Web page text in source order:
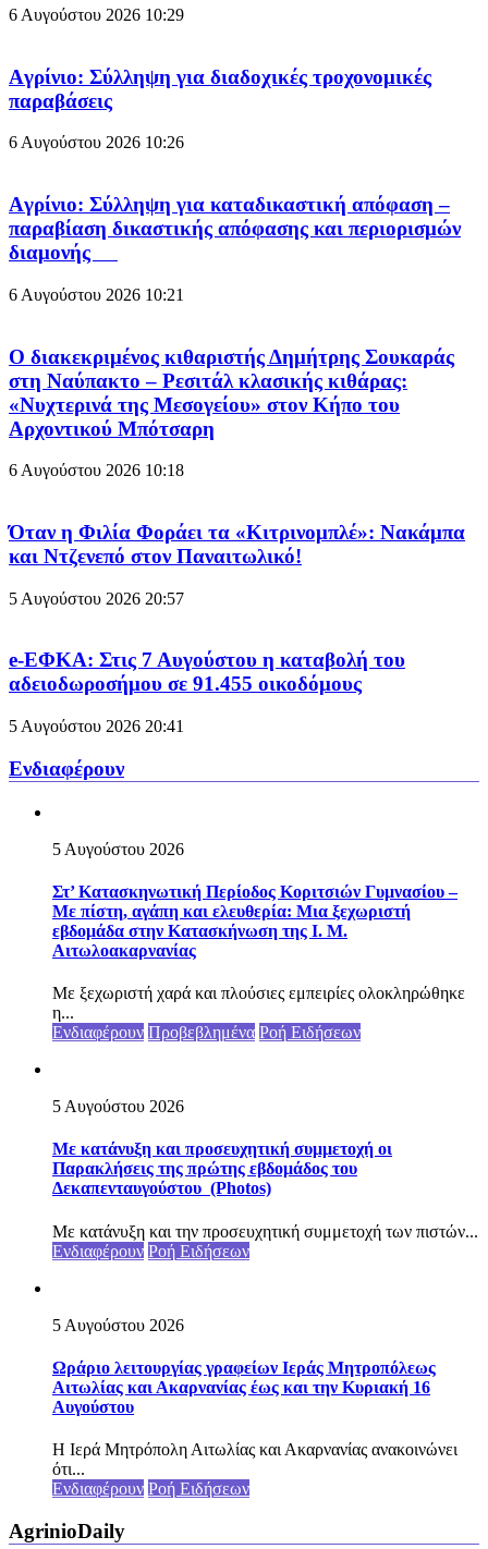
6 Αυγούστου 2026 10:29
Aγρίνιο: Σύλληψη για διαδοχικές τροχονομικές
παραβάσεις
6 Αυγούστου 2026 10:26
Aγρίνιο: Σύλληψη για καταδικαστική απόφαση –
παραβίαση δικαστικής απόφασης και περιορισμών
διαμονής
6 Αυγούστου 2026 10:21
Ο διακεκριμένος κιθαριστής Δημήτρης Σουκαράς
στη Ναύπακτο – Ρεσιτάλ κλασικής κιθάρας:
«Νυχτερινά της Μεσογείου» στον Κήπο του
Αρχοντικού Μπότσαρη
6 Αυγούστου 2026 10:18
Όταν η Φιλία Φοράει τα «Κιτρινομπλέ»: Νακάμπα
και Ντζενεπό στον Παναιτωλικό!
5 Αυγούστου 2026 20:57
e-ΕΦΚΑ: Στις 7 Αυγούστου η καταβολή του
αδειοδωροσήμου σε 91.455 οικοδόμους
5 Αυγούστου 2026 20:41
Ενδιαφέρουν
5 Αυγούστου 2026
Στ’ Κατασκηνωτική Περίοδος Κοριτσιών Γυμνασίου –
Με πίστη, αγάπη και ελευθερία: Μια ξεχωριστή
εβδομάδα στην Κατασκήνωση της Ι. Μ.
Αιτωλοακαρνανίας
Με ξεχωριστή χαρά και πλούσιες εμπειρίες ολοκληρώθηκε
η...
Ενδιαφέρουν Προβεβλημένα Ροή Ειδήσεων
5 Αυγούστου 2026
Με κατάνυξη και προσευχητική συμμετοχή οι
Παρακλήσεις της πρώτης εβδομάδος του
Δεκαπενταυγούστου (Photos)
Με κατάνυξη και την προσευχητική συμμετοχή των πιστών...
Ενδιαφέρουν Ροή Ειδήσεων
5 Αυγούστου 2026
Ωράριο λειτουργίας γραφείων Ιεράς Μητροπόλεως
Αιτωλίας και Ακαρνανίας έως και την Κυριακή 16
Αυγούστου
Η Ιερά Μητρόπολη Αιτωλίας και Ακαρνανίας ανακοινώνει
ότι...
Ενδιαφέρουν Ροή Ειδήσεων
AgrinioDaily